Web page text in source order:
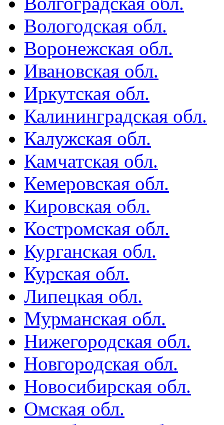
Вологодская обл.
Воронежская обл.
Ивановская обл.
Иркутская обл.
Калининградская обл.
Калужская обл.
Камчатская обл.
Кемеровская обл.
Кировская обл.
Костромская обл.
Курганская обл.
Курская обл.
Липецкая обл.
Мурманская обл.
Нижегородская обл.
Новгородская обл.
Новосибирская обл.
Омская обл.